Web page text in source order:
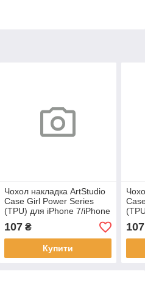
Чохол накладка ArtStudio
Case Girl Power Series
(TPU) для iPhone 7/iPhone
107₴
Купити
107